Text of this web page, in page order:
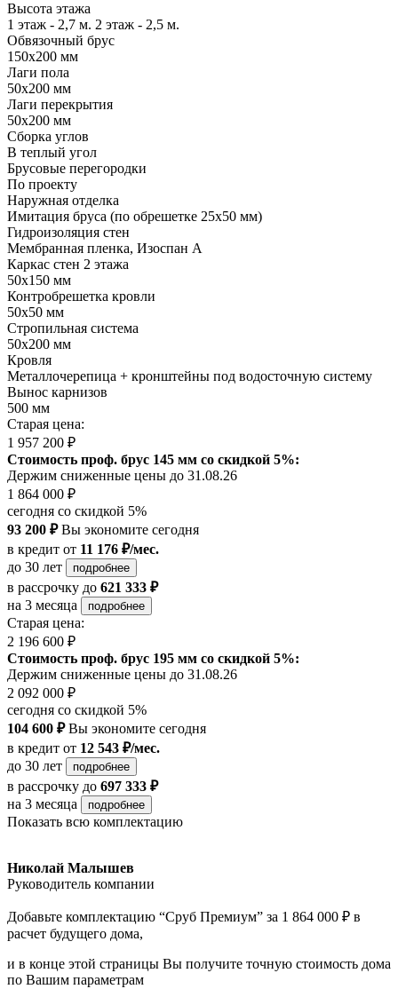
Высота этажа
1 этаж - 2,7 м. 2 этаж - 2,5 м.
Обвязочный брус
150х200 мм
Лаги пола
50х200 мм
Лаги перекрытия
50х200 мм
Сборка углов
В теплый угол
Брусовые перегородки
По проекту
Наружная отделка
Имитация бруса (по обрешетке 25х50 мм)
Гидроизоляция стен
Мембранная пленка, Изоспан А
Каркас стен 2 этажа
50х150 мм
Контробрешетка кровли
50х50 мм
Стропильная система
50х200 мм
Кровля
Металлочерепица + кронштейны под водосточную систему
Вынос карнизов
500 мм
Старая цена:
1 957 200 ₽
Стоимость проф. брус 145 мм со скидкой 5%:
Держим сниженные цены до 31.08.26
1 864 000 ₽
сегодня со скидкой 5%
93 200 ₽Вы экономите сегодня
в кредит от 11 176 ₽/мес.
до 30 лет
подробнее
в рассрочку до 621 333 ₽
на 3 месяца
подробнее
Старая цена:
2 196 600 ₽
Стоимость проф. брус 195 мм со скидкой 5%:
Держим сниженные цены до 31.08.26
2 092 000 ₽
сегодня со скидкой 5%
104 600 ₽Вы экономите сегодня
в кредит от 12 543 ₽/мес.
до 30 лет
подробнее
в рассрочку до 697 333 ₽
на 3 месяца
подробнее
Показать всю комплектацию
Николай Малышев
Руководитель компании
Добавьте комплектацию “Сруб Премиум” за 1 864 000 ₽ в
расчет будущего дома,
и в конце этой страницы Вы получите точную стоимость дома
по Вашим параметрам